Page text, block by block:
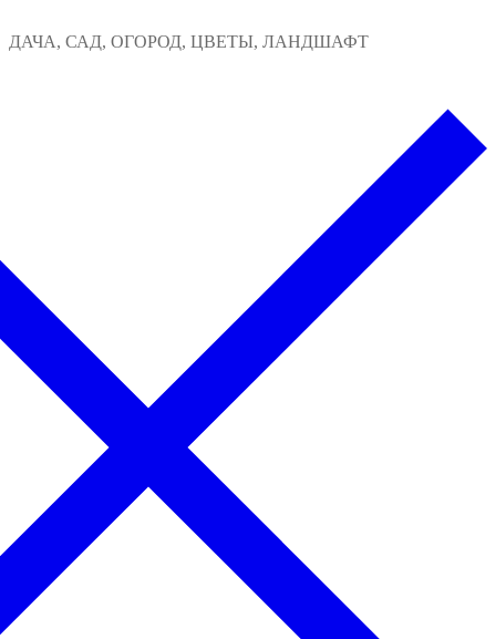
к
ДАЧА, САД, ОГОРОД, ЦВЕТЫ, ЛАНДШАФТ